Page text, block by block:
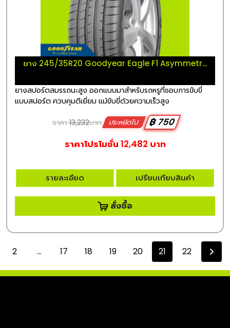
ยาง 245/35R20 Goodyear Eagle F1 Asymmetr...
ยางสปอร์ตสมรรถนะสูง ออกแบบมาสำหรับรถหรูที่ชอบการขับขี่
แบบสปอร์ต ควบคุมดีเยี่ยม แม้ขับขี่ด้วยความเร็วสูง
ราคา13,232บาท ประหยัดไป
฿ 750
ราคาโปรโมชั่น 12,482 บาท
รายละเอียด เปรียบเทียบสินค้า
สั่งซื้อ
2 ... 17 18 19 20 21 22